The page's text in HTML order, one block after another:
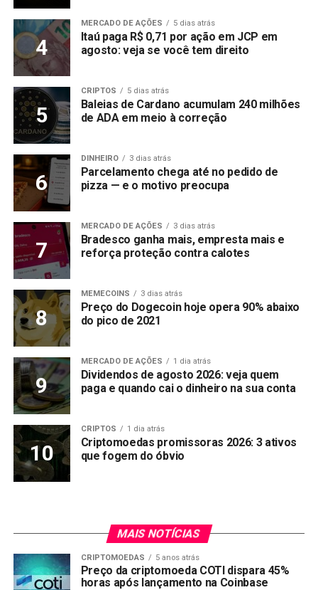
MERCADO DE AÇÕES 5 dias atrás
Itaú paga R$ 0,71 por ação em JCP em
agosto: veja se você tem direito
CRIPTOS 5 dias atrás
Baleias de Cardano acumulam 240 milhões
de ADA em meio à correção
DINHEIRO 3 dias atrás
Parcelamento chega até no pedido de
pizza — e o motivo preocupa
MERCADO DE AÇÕES 3 dias atrás
Bradesco ganha mais, empresta mais e
reforça proteção contra calotes
MEMECOINS 3 dias atrás
Preço do Dogecoin hoje opera 90% abaixo
do pico de 2021
MERCADO DE AÇÕES 1 dia atrás
Dividendos de agosto 2026: veja quem
paga e quando cai o dinheiro na sua conta
CRIPTOS 1 dia atrás
Criptomoedas promissoras 2026: 3 ativos
que fogem do óbvio
MAIS NOTÍCIAS
CRIPTOMOEDAS 5 anos atrás
Preço da criptomoeda COTI dispara 45%
horas após lançamento na Coinbase